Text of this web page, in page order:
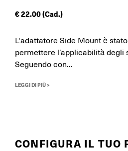
€22.00(Cad.)
L'adattatore Side Mount è
permettere l’applicabilità degli
Seguendo con...
LEGGI DI PIÙ >
CONFIGURA IL TUO